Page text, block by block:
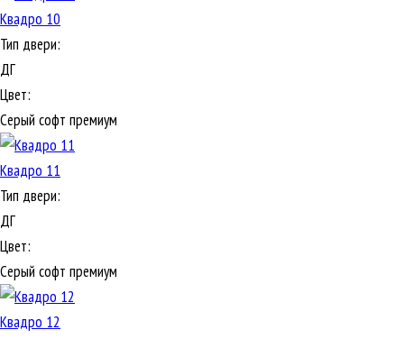
Квадро 10
Тип двери:
ДГ
Цвет:
Серый софт премиум
Квадро 11
Тип двери:
ДГ
Цвет:
Серый софт премиум
Квадро 12